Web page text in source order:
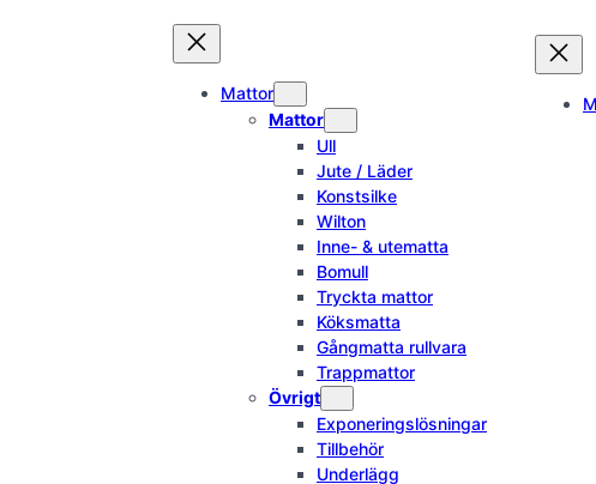
Mattor
Mattor
Ull
Jute / Läder
Konstsilke
Wilton
Inne- & utematta
Bomull
Tryckta mattor
Köksmatta
Gångmatta rullvara
Trappmattor
Övrigt
Exponeringslösningar
Tillbehör
Underlägg